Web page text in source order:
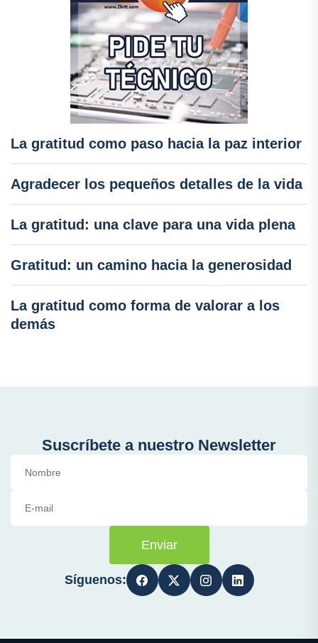
La gratitud como paso hacia la paz interior
Agradecer los pequeños detalles de la vida
La gratitud: una clave para una vida plena
Gratitud: un camino hacia la generosidad
La gratitud como forma de valorar a los
demás
Suscríbete a nuestro Newsletter
Enviar
Síguenos: